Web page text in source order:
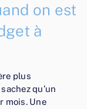
on est
à
plus
qu’un
mois. Une